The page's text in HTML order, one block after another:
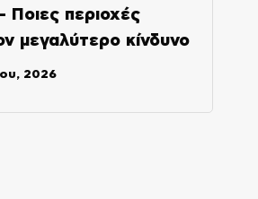
Ποιες περιοχές
μεγαλύτερο κίνδυνο
2026